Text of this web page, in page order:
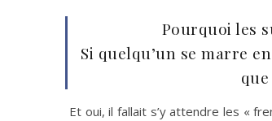
Pourquoi les
Si quelqu’un se marre
Et oui, il fallait s’y attendre les «